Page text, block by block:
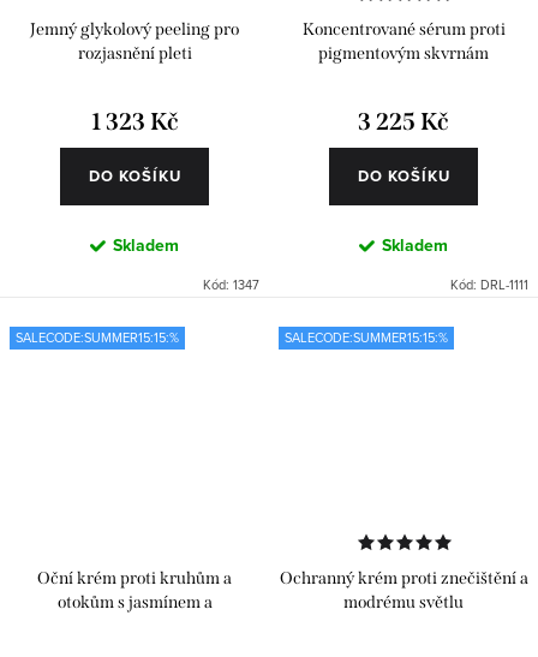
Jemný glykolový peeling pro
rozjasnění pleti
1 323 Kč
DO KOŠÍKU
Skladem
Kód: 1347
Koncentrované sérum proti
pigmentovým skvrnám
3 225 Kč
DO KOŠÍKU
Skladem
Kód: DRL-1111
SALECODE:SUMMER15:15:%
Oční krém proti kruhům a
otokům s jasmínem a
SALECODE:SUMMER15:15:%
Ochranný krém proti znečištění a
modrému světlu